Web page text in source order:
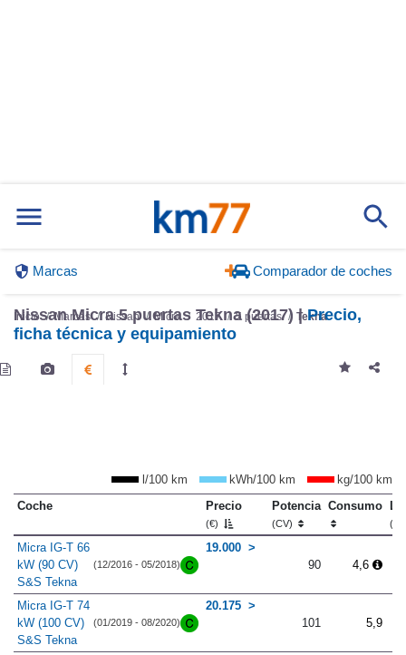
Marcas Comparador de coches
Inicio Marcas Nissan Micra 2017 5 puertas Tekna
Nissan Micra 5 puertas Tekna (2017) |Precio,
ficha técnica y equipamiento
l/100 km kWh/100 km
kg/100 km
Coche
Precio
(€)
Potencia
(CV)
Consumo
Micra IG-T 66
kW (90 CV)
S&S Tekna
(12/2016 - 05/2018)
19.000
90
4,6
Micra IG-T 74
kW (100 CV)
S&S Tekna
(01/2019 - 08/2020)
20.175
101
5,9